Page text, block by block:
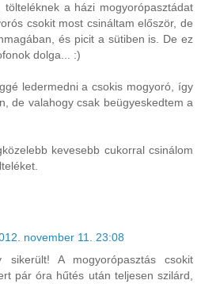
a házi mogyorópasztádat
csokit most csináltam először, de
és picit a sütiben is. De ez
dolga... :)
ledermedni a csokis mogyoró, így
de valahogy csak beügyeskedtem a
kevesebb cukorral csinálom
november 11. 23:08
sikerült! A mogyorópasztás csokit
pár óra hűtés után teljesen szilárd,